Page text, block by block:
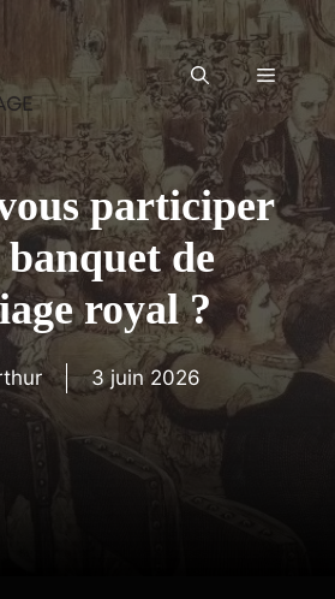
Menu
participer
de
royal ?
3 juin 2026